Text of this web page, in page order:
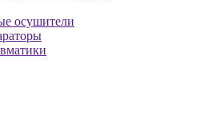
осушители